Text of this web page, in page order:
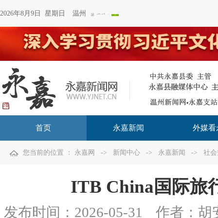
2026年8月9日 星期日 温州
首页 永嘉新闻 外媒看
您当前的位置 ： 永嘉网 -> 新闻中心 -> 永嘉新闻 -> 社
ITB China国际旅
发布时间： 2026-05-31 作者：胡